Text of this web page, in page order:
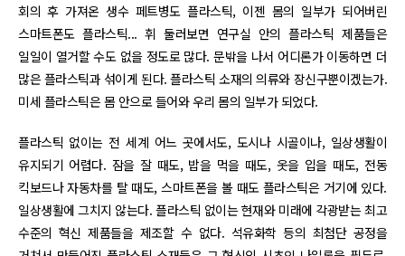
회의 후 가져온 생수 페트병도 플라스틱, 이젠 몸의 일부가 되어버린
스마트폰도 플라스틱... 휘 둘러보면 연구실 안의 플라스틱 제품들은
일일이 열거할 수도 없을 정도로 많다. 문밖을 나서 어디론가 이동하면 더
많은 플라스틱과 섞이게 된다. 플라스틱 소재의 의류와 장신구뿐이겠는가.
미세 플라스틱은 몸 안으로 들어와 우리 몸의 일부가 되었다.
플라스틱 없이는 전 세계 어느 곳에서도, 도시나 시골이나, 일상생활이
유지되기 어렵다. 잠을 잘 때도, 밥을 먹을 때도, 옷을 입을 때도, 전동
킥보드나 자동차를 탈 때도, 스마트폰을 볼 때도 플라스틱은 거기에 있다.
일상생활에 그치지 않는다. 플라스틱 없이는 현재와 미래에 각광받는 최고
수준의 혁신 제품들을 제조할 수 없다. 석유화학 등의 최첨단 공정을